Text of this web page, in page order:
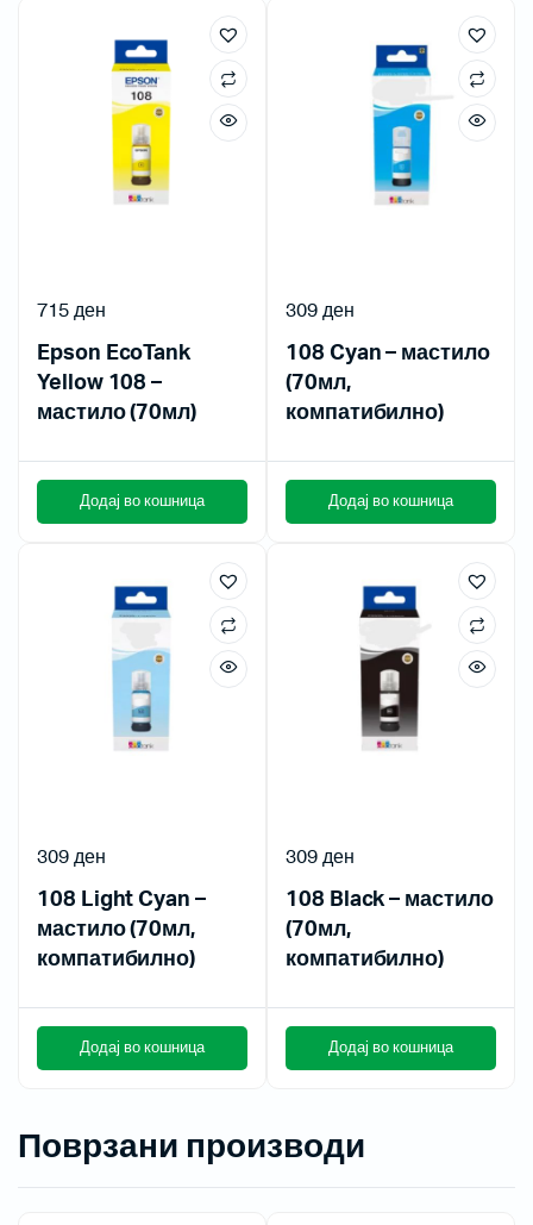
Epson EcoTank
Yellow 108 –
мастило (70мл)
715ден
Додај во кошница
108 Cyan – мастило
(70мл,
компатибилно)
309ден
Додај во кошница
108 Light Cyan –
мастило (70мл,
компатибилно)
309ден
Додај во кошница
108 Black – мастило
(70мл,
компатибилно)
309ден
Додај во кошница
Поврзани производи